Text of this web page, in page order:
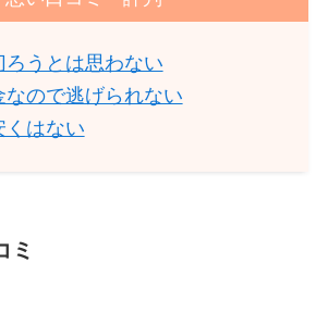
ろうとは思わない
なので逃げられない
くはない
ミ